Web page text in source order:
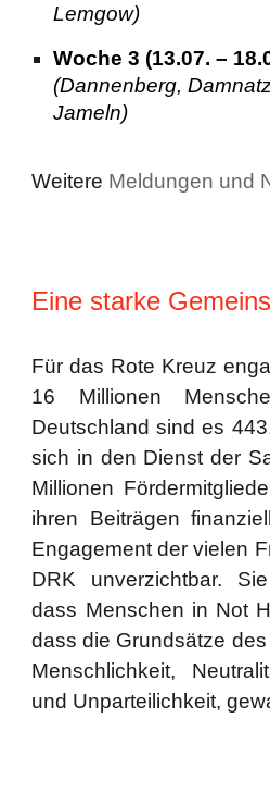
Lemgow)
Woche 3 (13.07. –
(Dannenberg,
Jameln)
Weitere Meldungen und
Eine starke
Für das Rote Kreuz
16 Millionen
Deutschland sind es
sich in den Dienst der
Millionen
ihren Beiträgen
Engagement der vielen
DRK unverzichtbar.
dass Menschen in Not
dass die Grundsätze
Menschlichkeit,
und Unparteilichkeit,